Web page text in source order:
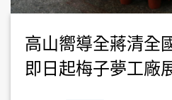
高山嚮導全蔣清全
即日起梅子夢工廠